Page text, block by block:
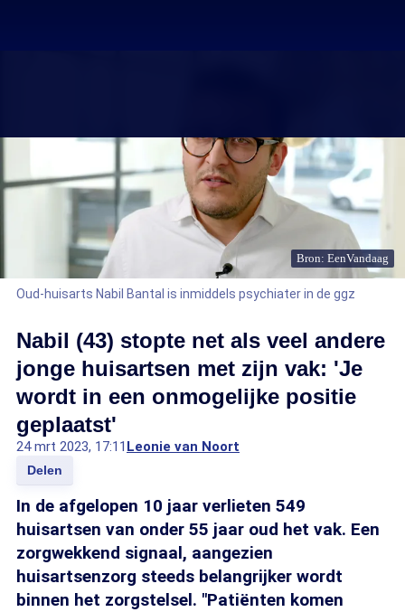
Bron: EenVandaag
Oud-huisarts Nabil Bantal is inmiddels psychiater in de ggz
Nabil (43) stopte net als veel andere
jonge huisartsen met zijn vak: 'Je
wordt in een onmogelijke positie
geplaatst'
24 mrt 2023, 17:11 Leonie van Noort
Delen
In de afgelopen 10 jaar verlieten 549
huisartsen van onder 55 jaar oud het vak. Een
zorgwekkend signaal, aangezien
huisartsenzorg steeds belangrijker wordt
binnen het zorgstelsel. "Patiënten komen